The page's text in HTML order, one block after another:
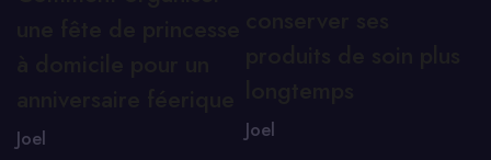
Joel Joel